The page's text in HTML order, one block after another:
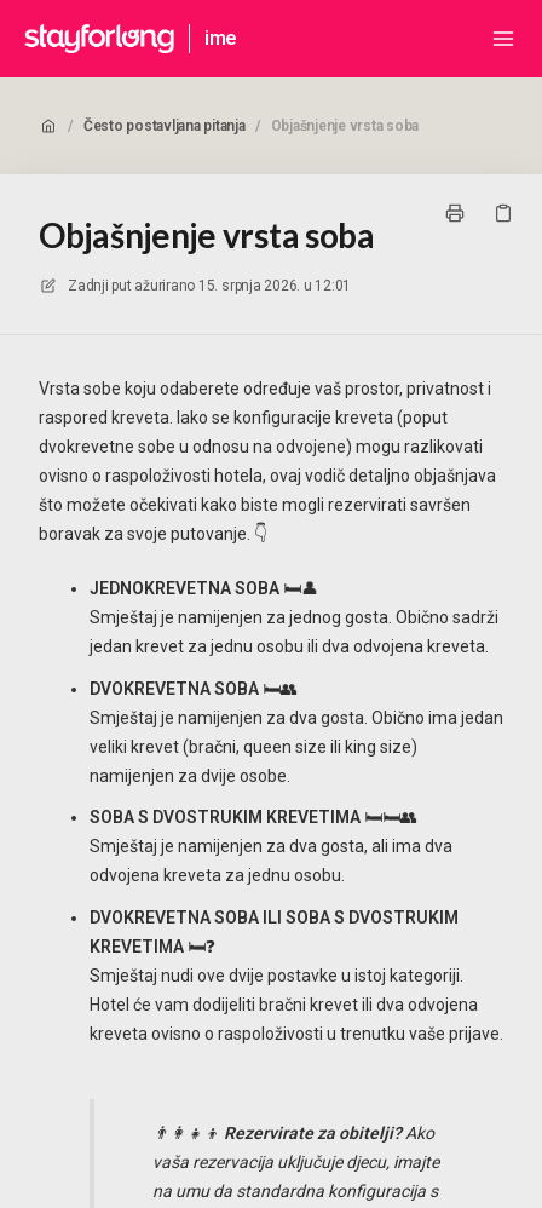
ime
/ Često postavljana pitanja / Objašnjenje vrsta soba
Objašnjenje vrsta soba
Zadnji put ažurirano 15. srpnja 2026. u 12:01
Vrsta sobe koju odaberete određuje vaš prostor, privatnost i
raspored kreveta. Iako se konfiguracije kreveta (poput
dvokrevetne sobe u odnosu na odvojene) mogu razlikovati
ovisno o raspoloživosti hotela, ovaj vodič detaljno objašnjava
što možete očekivati kako biste mogli rezervirati savršen
boravak za svoje putovanje. 👇
JEDNOKREVETNA SOBA 🛏️👤
Smještaj je namijenjen za jednog gosta. Obično sadrži
jedan krevet za jednu osobu ili dva odvojena kreveta.
DVOKREVETNA SOBA 🛏️👥
Smještaj je namijenjen za dva gosta. Obično ima jedan
veliki krevet (bračni, queen size ili king size)
namijenjen za dvije osobe.
SOBA S DVOSTRUKIM KREVETIMA 🛏️🛏️👥
Smještaj je namijenjen za dva gosta, ali ima dva
odvojena kreveta za jednu osobu.
DVOKREVETNA SOBA ILI SOBA S DVOSTRUKIM
KREVETIMA 🛏️❓
Smještaj nudi ove dvije postavke u istoj kategoriji.
Hotel će vam dodijeliti bračni krevet ili dva odvojena
kreveta ovisno o raspoloživosti u trenutku vaše prijave.
👨‍👩‍👧‍👦 Rezervirate za obitelji?Ako
vaša rezervacija uključuje djecu, imajte
na umu da standardna konfiguracija s